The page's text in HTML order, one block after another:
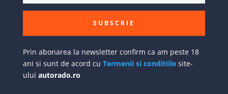
SUBSCRIE
Prin abonarea la newsletter confirm ca am peste 18
ani si sunt de acord cu Termenii si conditiilesite-
ului autorado.ro